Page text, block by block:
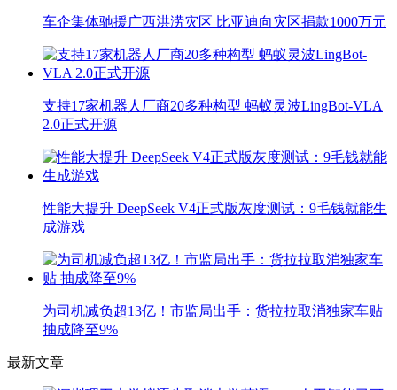
车企集体驰援广西洪涝灾区 比亚迪向灾区捐款1000万元
支持17家机器人厂商20多种构型 蚂蚁灵波LingBot-VLA
2.0正式开源
性能大提升 DeepSeek V4正式版灰度测试：9毛钱就能生
成游戏
为司机减负超13亿！市监局出手：货拉拉取消独家车贴
抽成降至9%
最新文章